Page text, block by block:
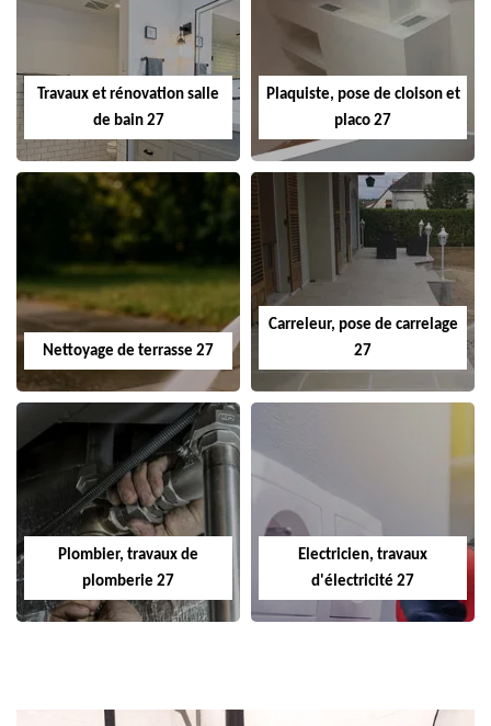
Travaux et rénovation salle
de bain 27
Plaquiste, pose de cloison et
placo 27
Nettoyage de terrasse 27
Carreleur, pose de carrelage
27
Plombier, travaux de
plomberie 27
Electricien, travaux
d'électricité 27